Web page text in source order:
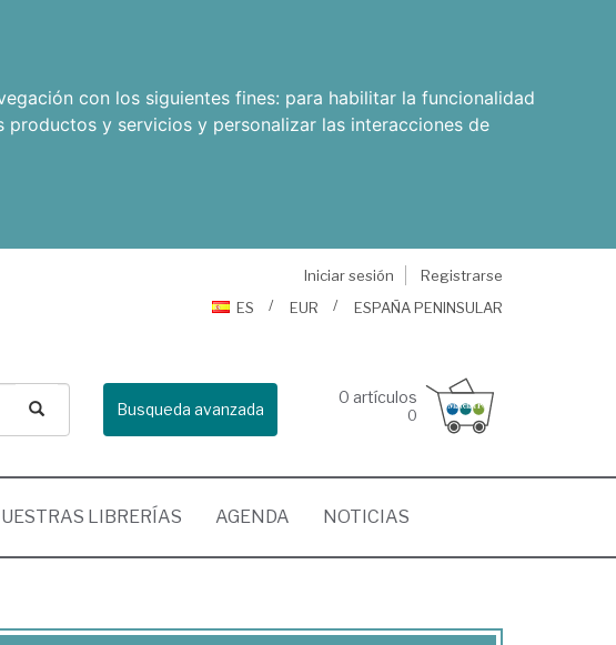
con los siguientes fines: para habilitar la funcionalidad
productos y servicios y personalizar las interacciones de
Iniciar sesión
Registrarse
ES
EUR ESPAÑA PENINSULAR
Busqueda avanzada
0 artículos
0
LIBRERÍAS AGENDA NOTICIAS